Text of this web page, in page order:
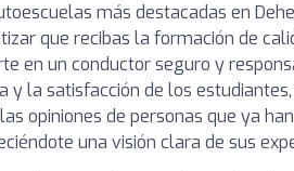
más destacadas en
que recibas la formación de
en un conductor seguro y
y la satisfacción de los
opiniones de personas que ya
una visión clara de sus